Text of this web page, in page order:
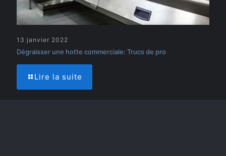
13 janvier 2022
Dégraisser une hotte commerciale: Trucs de pro
Lire la suite